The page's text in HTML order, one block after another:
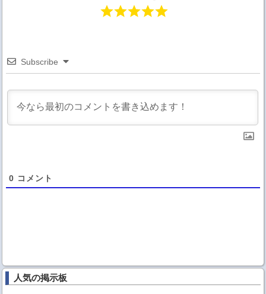
Subscribe
0 コメント
人気の掲示板